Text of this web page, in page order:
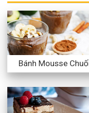
Bánh Mousse